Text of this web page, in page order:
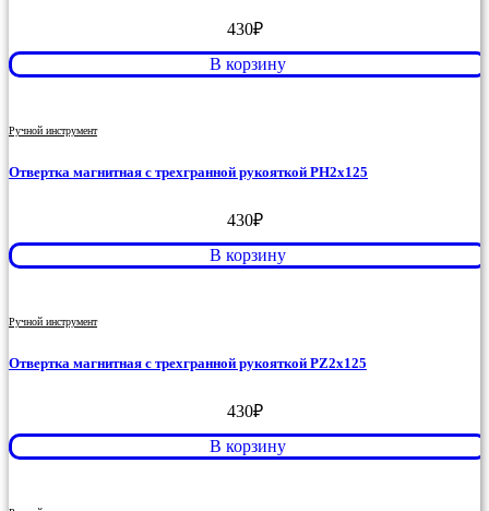
430₽
В корзину
Ручной инструмент
Отвертка магнитная с трехгранной рукояткой PH2x125
430₽
В корзину
Ручной инструмент
Отвертка магнитная с трехгранной рукояткой PZ2x125
430₽
В корзину